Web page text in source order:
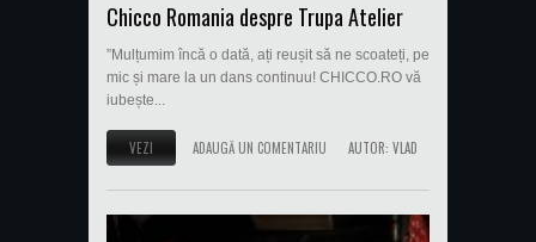
Chicco Romania despre Trupa Atelier
”Mulțumim încă o dată, ați reușit să ne scoateți, pe
mic și mare la un dans continuu! CHICCO.RO vă
iubește...
VEZI ADAUGĂ UN COMENTARIU AUTOR: VLAD